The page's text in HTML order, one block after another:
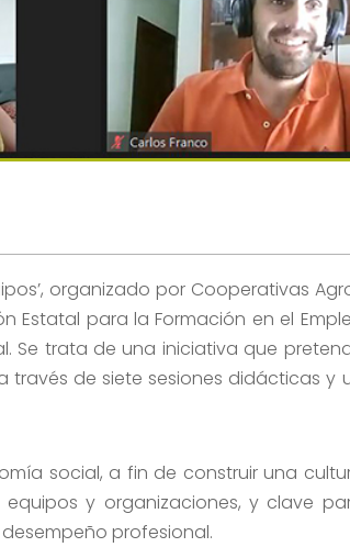
organizado por Cooperativas
Estatal para la Formación en el
Se trata de una iniciativa que
través de siete sesiones didácticas y
social, a fin de construir una
y organizaciones, y clave
profesional.